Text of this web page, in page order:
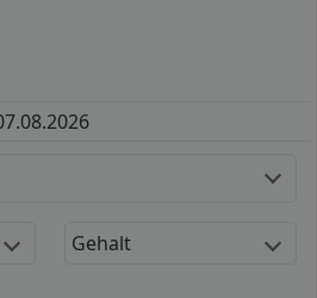
Gehalt